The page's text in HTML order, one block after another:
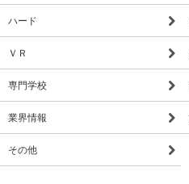
ハード
ＶＲ
専門学校
業界情報
その他